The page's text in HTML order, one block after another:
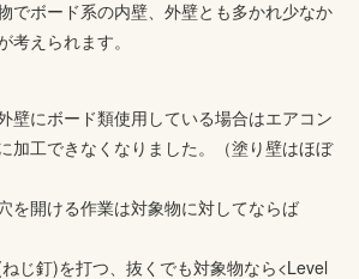
でボード系の内壁、外壁とも多かれ少なか
考えられます。
壁にボード類使用している場合はエアコン
加工できなくなりました。（塗り壁はほぼ
を開ける作業は対象物に対してならば
じ釘)を打つ、抜くでも対象物なら<Level